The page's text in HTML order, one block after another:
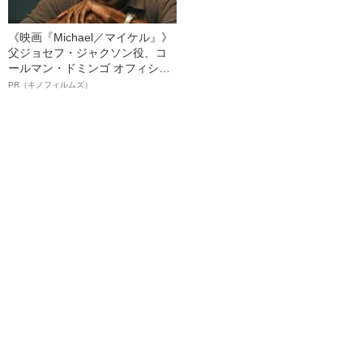
《映画『Michael／マイケル』》
父ジョセフ・ジャクソン役、コ
ールマン・ドミンゴ オフィシャ
ルインタビュー“観客を魅了した
PR（キノフィルムズ）